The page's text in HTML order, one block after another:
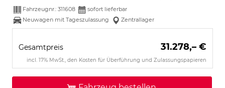
Fahrzeugnr.: 311608
sofort lieferbar
Neuwagen mit Tageszulassung
Zentrallager
Gesamtpreis 31.278,– €
incl. 17% MwSt., den Kosten für Überführung und Zulassungspapieren